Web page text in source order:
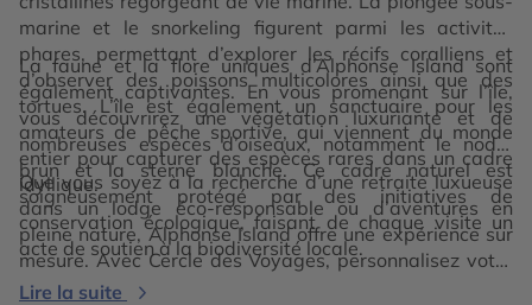
marine et le snorkeling figurent parmi les activités
phares, permettant d’explorer les récifs coralliens et
d’observer des poissons multicolores ainsi que des
tortues. L’île est également un sanctuaire pour les
amateurs de pêche sportive, qui viennent du monde
entier pour capturer des espèces rares dans un cadre
idyllique.
La faune et la flore uniques d’Alphonse Island sont
également captivantes. En vous promenant sur l’île,
vous découvrirez une végétation luxuriante et de
nombreuses espèces d’oiseaux, notamment le noddi
brun et la sterne blanche. Ce cadre naturel est
soigneusement protégé par des initiatives de
conservation écologique, faisant de chaque visite un
acte de soutien à la biodiversité locale.
Que vous soyez à la recherche d’une retraite luxueuse
dans un lodge éco-responsable ou d’aventures en
pleine nature, Alphonse Island offre une expérience sur
mesure. Avec Cercle des Voyages, personnalisez votre
séjour pour vivre pleinement ce coin de paradis.
Lire la suite